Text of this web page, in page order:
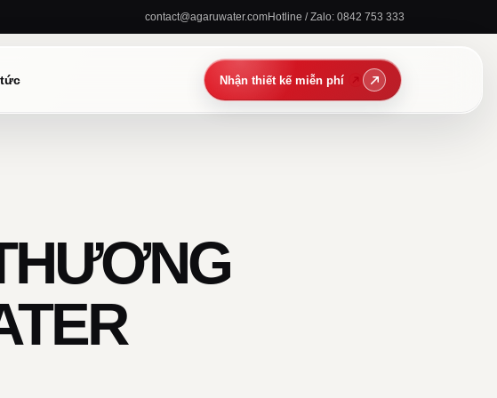
contact@agaruwater.comHotline / Zalo: 0842 753 333